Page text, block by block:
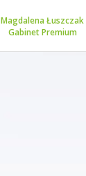
Magdalena Łuszczak
Gabinet Premium